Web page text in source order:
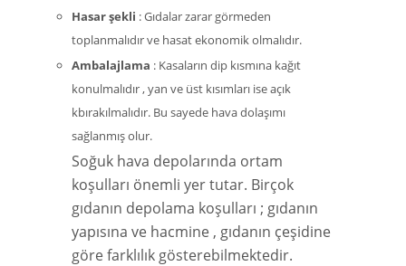
Hasar şekli : Gıdalar zarar görmeden
toplanmalıdır ve hasat ekonomik olmalıdır.
Ambalajlama : Kasaların dip kısmına kağıt
konulmalıdır , yan ve üst kısımları ise açık
kbırakılmalıdır. Bu sayede hava dolaşımı
sağlanmış olur.
Soğuk hava depolarında ortam
koşulları önemli yer tutar. Birçok
gıdanın depolama koşulları ; gıdanın
yapısına ve hacmine , gıdanın çeşidine
göre farklılık gösterebilmektedir.